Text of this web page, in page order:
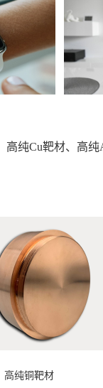
纯Cu靶材、高
材 钼